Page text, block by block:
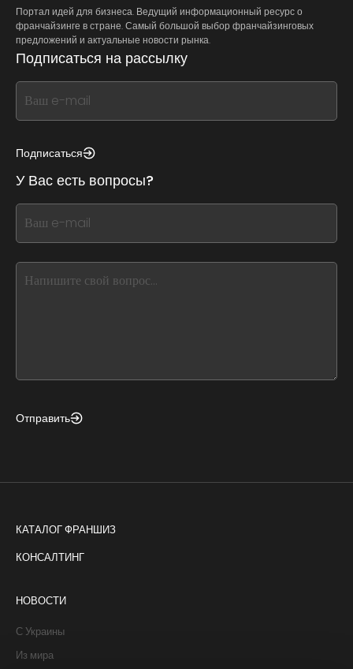
Портал идей для бизнеса. Ведущий информационный ресурс о
франчайзинге в стране. Самый большой выбор франчайзинговых
предложений и актуальные новости рынка.
Подписаться на рассылку
If
you
this,
this
form
field
blank
Подписаться
У Вас есть вопросы?
If
you
this,
Отправить
КАТАЛОГ ФРАНШИЗ
КОНСАЛТИНГ
НОВОСТИ
С Украины
Из мира